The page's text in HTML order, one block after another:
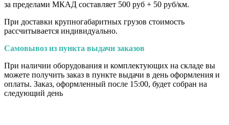
за пределами МКАД составляет 500 руб + 50 руб/км.
При доставки крупногабаритных грузов стоимость
рассчитывается индивидуально.
Самовывоз из пункта выдачи заказов
При наличии оборудования и комплектующих на складе вы
можете получить заказ в пункте выдачи в день оформления и
оплаты. Заказ, оформленный после 15:00, будет собран на
следующий день